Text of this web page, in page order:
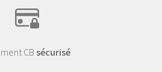
CB sécurisé